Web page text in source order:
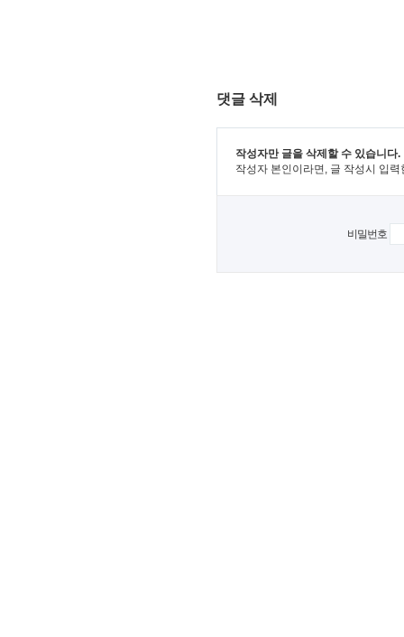
댓글 삭제
작성자만 글을 삭제할 수 있습니다.
작성자 본인이라면, 글 작성시 입
비밀번호